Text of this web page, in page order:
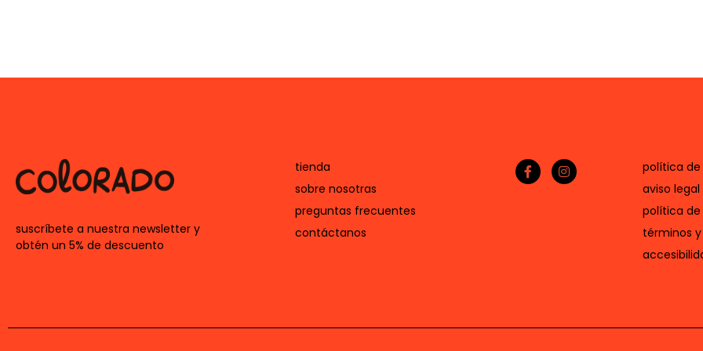
suscríbete a nuestra newsletter y
obtén un 5% de descuento
tienda
sobre nosotras
preguntas frecuentes
contáctanos
política
aviso legal
política de
términos